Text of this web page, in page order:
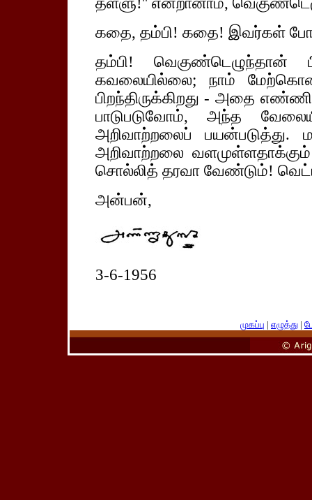
கதை, தம்பி! கதை! இவர்கள்
தம்பி! வெகுண்டெழுந்தான்
கவலையில்லை; நாம்
பிறந்திருக்கிறது - அதை
பாடுபடுவோம், அந்த
அறிவாற்றலைப்
அறிவாற்றலை
சொல்லித் தரவா வேண்டும்!
அன்பன்,
3-6-1956
முகப்பு | எழுத்து |